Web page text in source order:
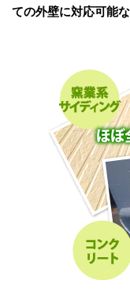
ての外壁に対応可能な